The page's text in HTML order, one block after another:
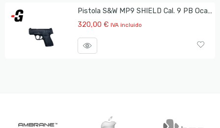
Pistola S&W MP9 SHIELD Cal. 9 PB Ocasión
320,00 € IVA incluido